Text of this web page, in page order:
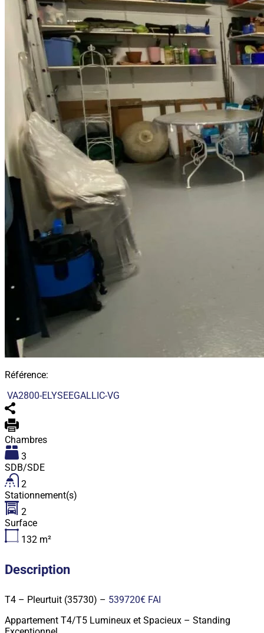
Référence:
VA2800-ELYSEEGALLIC-VG
Chambres
3
SDB/SDE
2
Stationnement(s)
2
Surface
132 m²
Description
T4 – Pleurtuit (35730) – 539720€ FAI
Appartement T4/T5 Lumineux et Spacieux – Standing